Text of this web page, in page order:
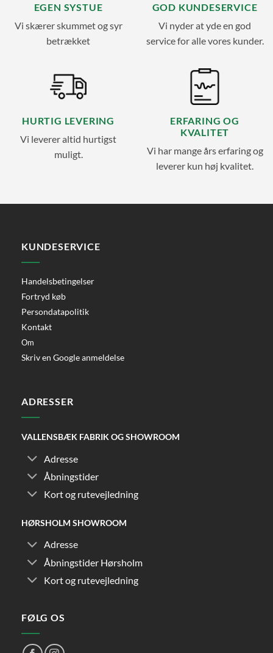
EGEN SYSTUE
Vi skærer skummet og syr
betrækket
GOD KUNDESERVICE
Vi nyder at yde en god
service for alle vores kunder.
HURTIG LEVERING
Vi leverer altid hurtigst
muligt.
ERFARING OG
KVALITET
Vi har mange års erfaring og
leverer kun høj kvalitet.
KUNDESERVICE
Handelsbetingelser
Fortryd køb
Persondatapolitik
Kontakt
Om
Skriv en Google anmeldelse
ADRESSER
VALLENSBÆK FABRIK OG SHOWROOM
Adresse
Åbningstider
Kort og rutevejledning
HØRSHOLM SHOWROOM
Adresse
Åbningstider Hørsholm
Kort og rutevejledning
FØLG OS